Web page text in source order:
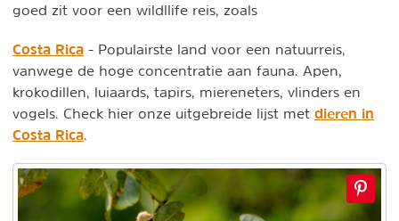
goed zit voor een wildllife reis, zoals
Costa Rica - Populairste land voor een natuurreis,
vanwege de hoge concentratie aan fauna. Apen,
krokodillen, luiaards, tapirs, miereneters, vlinders en
vogels. Check hier onze uitgebreide lijst met dieren in
Costa Rica